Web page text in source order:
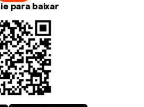
para baixar